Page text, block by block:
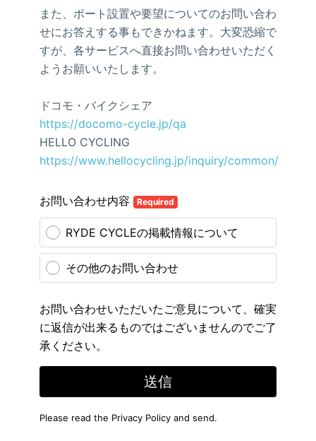
また、ポート設置や要望についてのお問い合わ
せにお答えする事もできかねます。大変恐縮で
すが、各サービスへ直接お問い合わせいただく
ようお願いいたします。
ドコモ・バイクシェア
https://docomo-cycle.jp/qa
HELLO CYCLING
https://www.hellocycling.jp/inquiry/common/
お問い合わせ内容 Required
RYDE CYCLEの掲載情報について
その他のお問い合わせ
お問い合わせいただいたご意見について、確実
に返信が出来るものではございませんのでご了
承ください。
送信
Please read the Privacy Policy and send.